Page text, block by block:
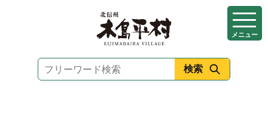
メニュー